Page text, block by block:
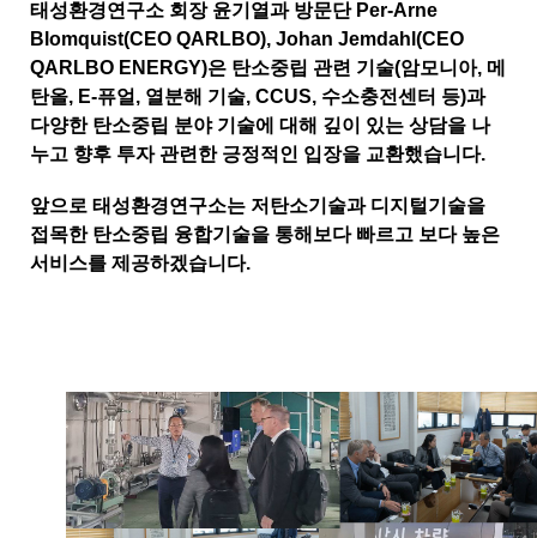
태성환경연구소 회장 윤기열과 방문단 Per-Arne
Blomquist(CEO QARLBO), Johan Jemdahl(CEO
QARLBO ENERGY)은 탄소중립 관련 기술(암모니아, 메
탄올, E-퓨얼 , 열분해 기술, CCUS, 수소충전센터 등)과
다양한 탄소중립 분야 기술에 대해 깊이 있는 상담을 나
누고 향후 투자 관련한 긍정적인 입장을 교환했습니다.
앞으로 태성환경연구소는 저탄소기술과 디지털기술을
접목한 탄소중립 융합기술을 통해보다 빠르고 보다 높은
서비스를 제공하겠습니다.